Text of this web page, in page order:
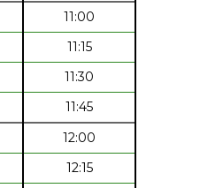
11:00
11:15
11:30
11:45
12:00
12:15